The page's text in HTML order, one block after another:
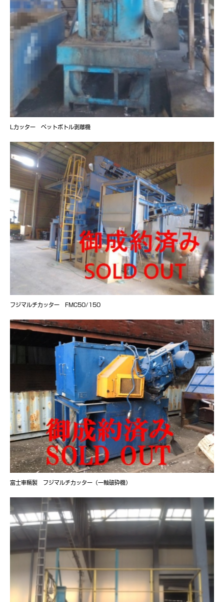
Lカッター ペットボトル剥離機
フジマルチカッター FMC50/150
富士車輌製 フジマルチカッター（一軸破砕機）